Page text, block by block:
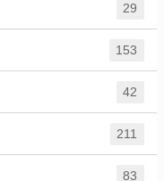
29
153
42
211
83